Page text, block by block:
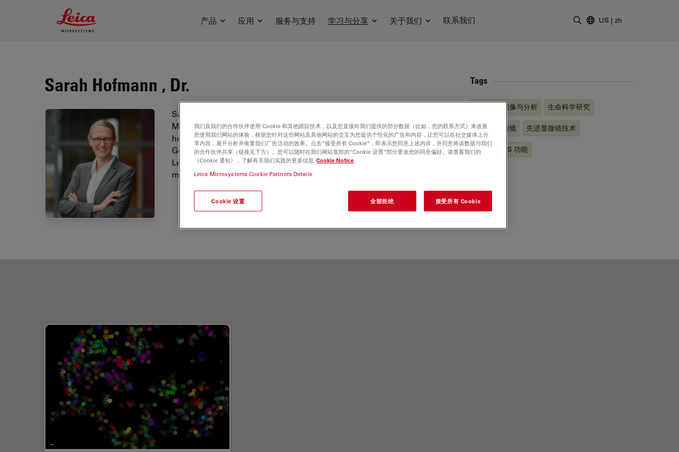
Leica Microsystems Logo
产品 应用 服务与支持 学习与分享 关于我们 联系我们 US | zh
Sarah Hofmann , Dr.
Sarah studied Biochemistry at the University of Ulm and
Molecular Biosciences at the University of Heidelberg. She got
her PhD in the field of Molecular and Cellular Biology from the
German Cancer Research Center in Heidelberg. Sarah joined
Leica Microsystems in 2022 as Research Scientist working on
multiplexing using confocal microscopy.
Tags
高级组织成像与分析 生命科学研究
共聚焦显微镜 先进显微镜技术
STELLARIS 功能
我们及我们的合作伙伴使用 Cookie 和其他跟踪技术，以及您直接向我们提供的部分数据（比如，您的联系方式）来改善
您使用我们网站的体验，根据您针对这些网站及其他网站的交互为您提供个性化的广告和内容，让您可以在社交媒体上分
享内容，展开分析并衡量我们广告活动的效果。点击“接受所有 Cookie”，即表示您同意上述内容，并同意将该数据与我们
的合作伙伴共享（链接见下方）。您可以随时在我们网站底部的“Cookie 设置”部分更改您的同意偏好。请查看我们的
《Cookie 通知》，了解有关我们实践的更多信息 Cookie Notice
Leica Microsystems Cookie Partners Details
Cookie 设置 全部拒绝 接受所有 Cookie